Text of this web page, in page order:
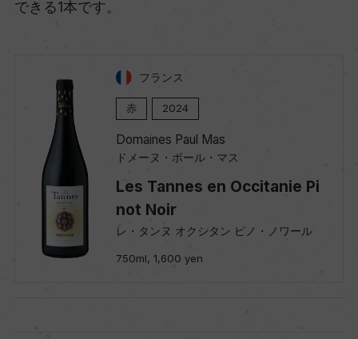
できる1本です。
フランス
赤 2024
Domaines Paul Mas
ドメーヌ・ポール・マス
Les Tannes en Occitanie Pi
not Noir
レ・タンヌ オクシタン ピノ・ノワール
750ml, 1,600 yen